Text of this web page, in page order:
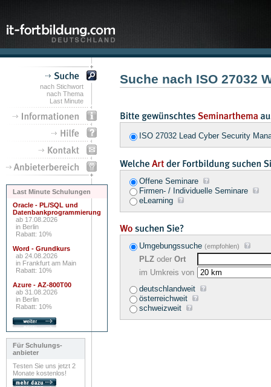
nach Stichwort
nach Thema
Last Minute
Last Minute Schulungen
Oracle - PL/SQL und
Datenbankprogrammierung
ab 17.08.2026
in Berlin
Rabatt: 10%
Word - Grundkurs
ab 24.08.2026
in Frankfurt am Main
Rabatt: 10%
Azure - AZ-800T00
ab 31.08.2026
in Berlin
Rabatt: 10%
Für Schulungs-
anbieter
Testen Sie uns jetzt 2
Monate kostenlos!
Suche nach ISO 27032
ISO 27032 Lead Cyber Security
Offene Seminare
Firmen- / Individuelle Seminare
eLearning
Umgebungssuche (empfohlen)
PLZ oder Ort
im Umkreis von
deutschlandweit
österreichweit
schweizweit